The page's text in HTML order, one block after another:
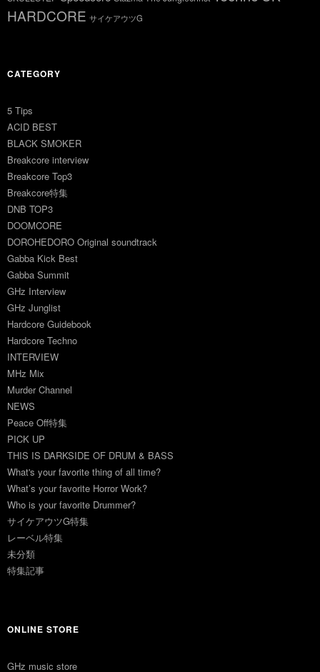
HARDCORE サイケアウツG
CATEGORY
5 Tips
ACID BEST
BLACK SMOKER
Breakcore interview
Breakcore Top3
Breakcore特集
DNB TOP3
DOOMCORE
DOROHEDORO Original soundtrack
Gabba Kick Best
Gabba Summit
GHz Interview
GHz Junglist
Hardcore Guidebook
Hardcore Techno
INTERVIEW
MHz Mix
Murder Channel
NEWS
Peace Off特集
PICK UP
THIS IS DARKSIDE OF DRUM & BASS
What's your favorite thing of all time?
What’s your favorite Horror Work?
Who is your favorite Drummer?
サイケアウツG特集
レーベル特集
未分類
特集記事
ONLINE STORE
GHz music store